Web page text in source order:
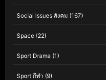
Social Issues สังคม (167)
Space (22)
Sport Drama (1)
Sport กีฬา (9)